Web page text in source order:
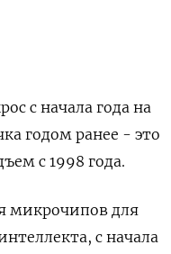
с начала года на
годом ранее - это
с 1998 года.
микрочипов для
с начала